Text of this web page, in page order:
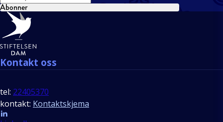
Abonner
Bunntekst
Kontakt oss
tel: 22405370
kontakt: Kontaktskjema
Follow us